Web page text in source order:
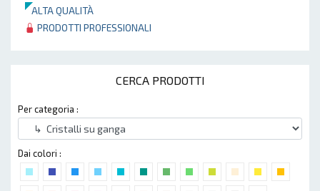
ALTA QUALITÀ
PRODOTTI PROFESSIONALI
CERCA PRODOTTI
Per categoria :
Dai colori :